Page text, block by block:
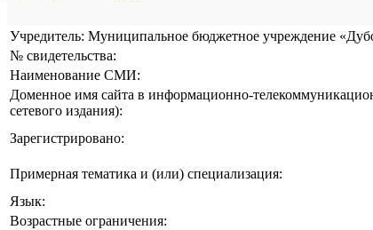
Учредитель: Муниципальное бюджетное учреждение
№ свидетельства:
Наименование СМИ:
Доменное имя сайта в информационно-
сетевого издания):
Зарегистрировано:
Примерная тематика и (или) специализация:
Язык:
Возрастные ограничения: